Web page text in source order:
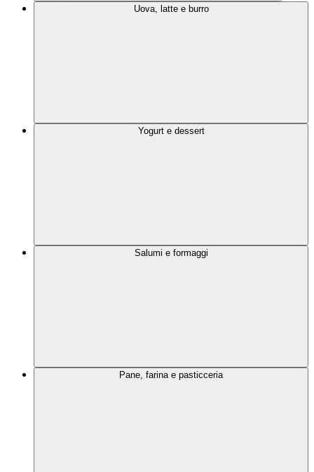
Uova, latte e burro
Yogurt e dessert
Salumi e formaggi
Pane, farina e pasticceria